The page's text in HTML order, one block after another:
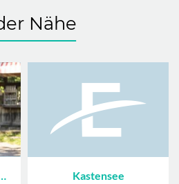
Nähe
Herrmannsdorfer Landwerkstätten Glonn
Kastensee